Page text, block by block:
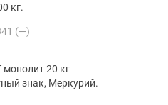
кг.
(—)
20 кг
знак, Меркурий.